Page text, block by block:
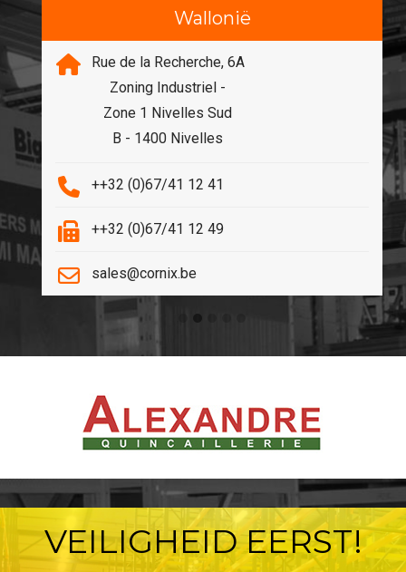
Wallonië
Rue de la Recherche, 6A
Zoning Industriel -
Zone 1 Nivelles Sud
B - 1400 Nivelles
++32 (0)67/41 12 41
++32 (0)67/41 12 49
sales@cornix.be
VEILIGHEID EERST!